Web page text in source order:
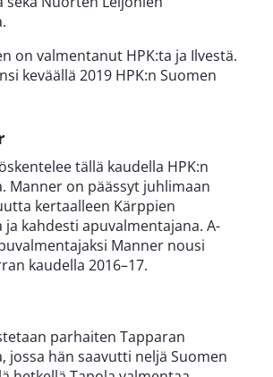
on valmentanut HPK:ta ja Ilvestä.
keväällä 2019 HPK:n Suomen
tällä kaudella HPK:n
Manner on päässyt juhlimaan
kertaalleen Kärppien
ja kahdesti apuvalmentajana. A-
Manner nousi
kaudella 2016–17.
parhaiten Tapparan
jossa hän saavutti neljä Suomen